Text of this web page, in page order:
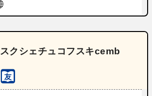
クシェチュコフスキcemb